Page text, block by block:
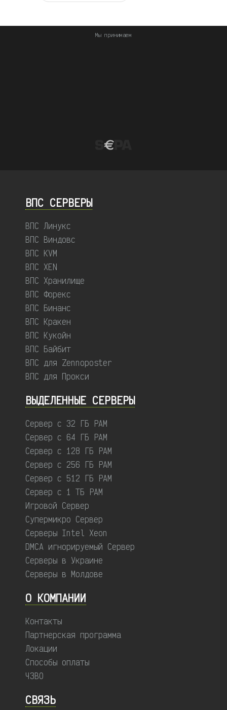
Мы принимаем
ВПС СЕРВЕРЫ
ВПС Линукс
ВПС Виндовс
ВПС KVM
ВПС XEN
ВПС Хранилище
ВПС Форекс
ВПС Бинанс
ВПС Кракен
ВПС Кукойн
ВПС Байбит
ВПС для Zennoposter
ВПС для Прокси
ВЫДЕЛЕННЫЕ CЕРВЕРЫ
Сервер с 32 ГБ РАМ
Сервер с 64 ГБ РАМ
Сервер с 128 ГБ РАМ
Сервер с 256 ГБ РАМ
Сервер с 512 ГБ РАМ
Сервер с 1 ТБ РАМ
Игровой Сервер
Супермикро Сервер
Серверы Intel Xeon
DMCA игнорируемый Сервер
Серверы в Украине
Серверы в Молдове
О КОМПАНИИ
Контакты
Партнерская программа
Локации
Способы оплаты
ЧЗВО
СВЯЗЬ